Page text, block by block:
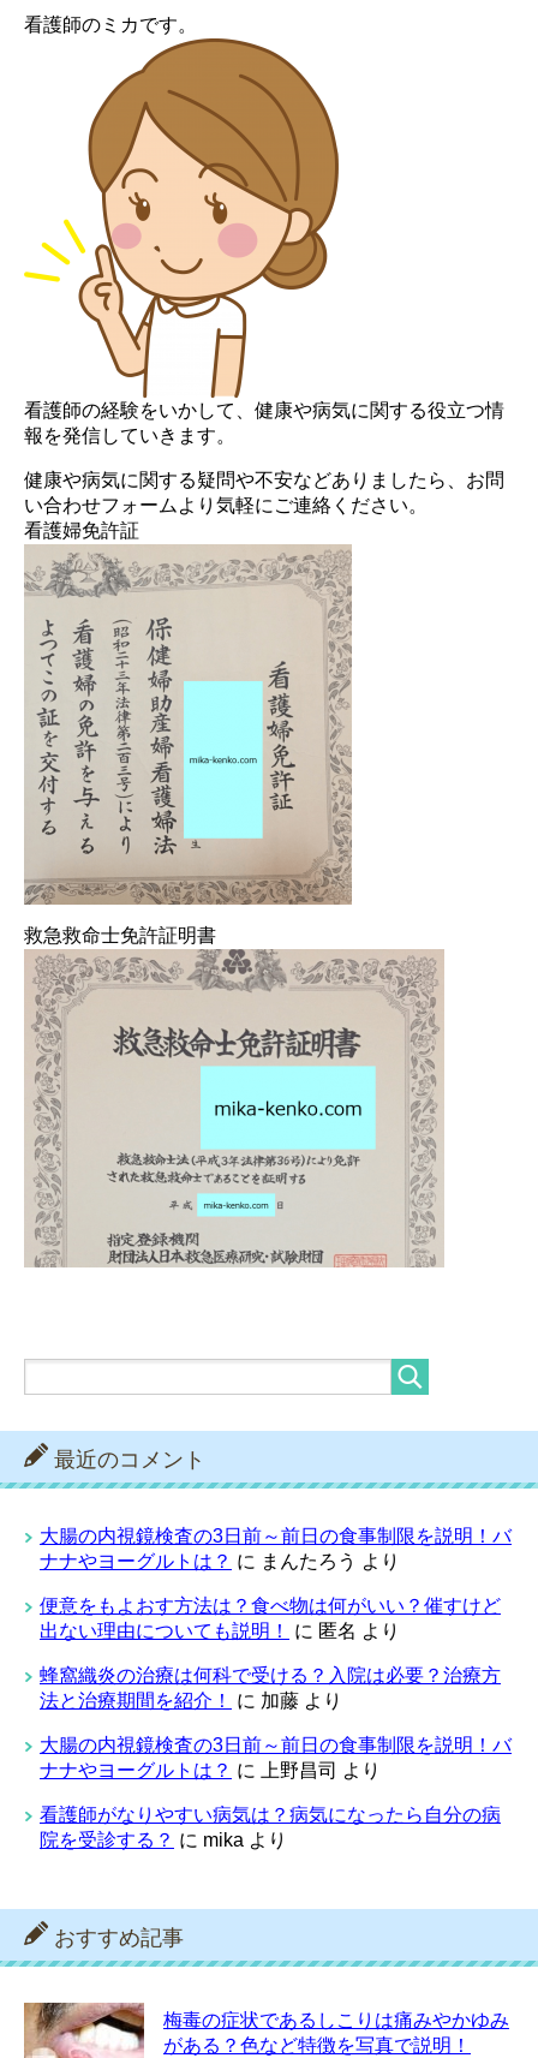
看護師のミカです。
看護師の経験をいかして、健康や病気に関する役立つ情
報を発信していきます。
健康や病気に関する疑問や不安などありましたら、お問
い合わせフォームより気軽にご連絡ください。
看護婦免許証
救急救命士免許証明書
最近のコメント
大腸の内視鏡検査の3日前～前日の食事制限を説明！バ
ナナやヨーグルトは？ に まんたろう より
便意をもよおす方法は？食べ物は何がいい？催すけど
出ない理由についても説明！
に 匿名 より
蜂窩織炎の治療は何科で受ける？入院は必要？治療方
法と治療期間を紹介！
に 加藤 より
大腸の内視鏡検査の3日前～前日の食事制限を説明！バ
ナナやヨーグルトは？ に 上野昌司 より
看護師がなりやすい病気は？病気になったら自分の病
院を受診する？ に mika より
おすすめ記事
梅毒の症状であるしこりは痛みやかゆみ
がある？色など特徴を写真で説明！